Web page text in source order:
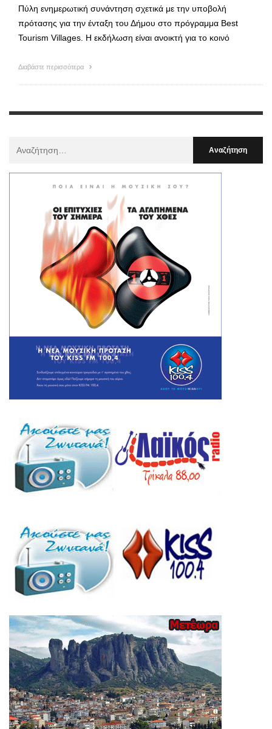
Πύλη ενημερωτική συνάντηση σχετικά με την υποβολή
πρότασης για την ένταξη του Δήμου στο πρόγραμμα Best
Tourism Villages. Η εκδήλωση είναι ανοικτή για το κοινό
Διαβάστε περισσότερα
: